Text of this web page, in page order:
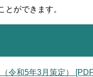
ができます。
令和5年3月策定）